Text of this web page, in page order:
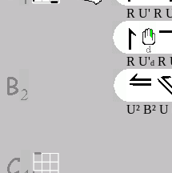
R U' R
R U'd R
U² B²